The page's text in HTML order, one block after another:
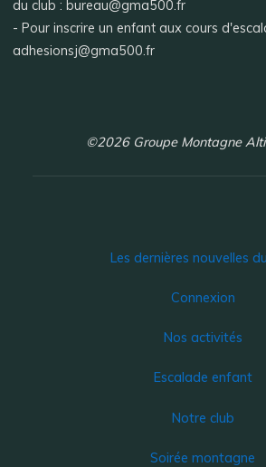
du club : bureau@gma500.fr
- Pour inscrire un enfant aux cours
adhesionsj@gma500.fr
©2026 Groupe Montagne
Les dernières nouvelles
Connexion
Nos activités
Escalade enfant
Notre club
Soirée montagne